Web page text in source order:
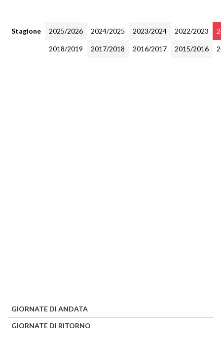
Stagione 2025/2026 2024/2025 2023/2024 2022/2023
2018/2019 2017/2018 2016/2017 2015/2016
GIORNATE DI ANDATA
GIORNATE DI RITORNO